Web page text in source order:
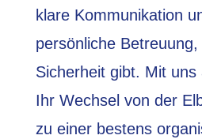
klare Kommunikation
persönliche
Sicherheit gibt. Mit uns
Ihr Wechsel von der
zu einer bestens